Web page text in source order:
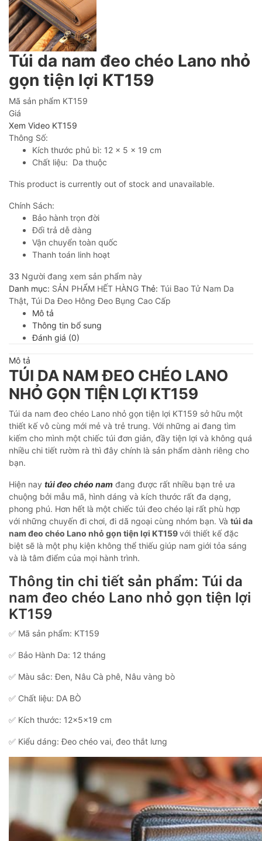
Túi da nam đeo chéo Lano nhỏ
gọn tiện lợi KT159
Mã sản phẩm KT159
Giá
Xem Video KT159
Thông Số:
Kích thước phủ bì: 12 x 5 x 19 cm
Chất liệu: Da thuộc
This product is currently out of stock and unavailable.
Chính Sách:
Bảo hành trọn đời
Đổi trả dễ dàng
Vận chuyển toàn quốc
Thanh toán linh hoạt
33 Người đang xem sản phẩm này
Danh mục: SẢN PHẨM HẾT HÀNG Thẻ: Túi Bao Tử Nam Da
Thật, Túi Da Đeo Hông Đeo Bụng Cao Cấp
Mô tả
Thông tin bổ sung
Đánh giá (0)
Mô tả
TÚI DA NAM ĐEO CHÉO LANO
NHỎ GỌN TIỆN LỢI KT159
Túi da nam đeo chéo Lano nhỏ gọn tiện lợi KT159 sở hữu một
thiết kế vô cùng mới mẻ và trẻ trung. Với những ai đang tìm
kiếm cho mình một chiếc túi đơn giản, đầy tiện lợi và không quá
nhiều chi tiết rườm rà thì đây chính là sản phẩm dành riêng cho
bạn.
Hiện nay túi đeo chéo nam đang được rất nhiều bạn trẻ ưa
chuộng bởi mẫu mã, hình dáng và kích thước rất đa dạng,
phong phú. Hơn hết là một chiếc túi đeo chéo lại rất phù hợp
với những chuyến đi chơi, đi dã ngoại cùng nhóm bạn. Và túi da
nam đeo chéo Lano nhỏ gọn tiện lợi KT159với thiết kế đặc
biệt sẽ là một phụ kiện không thể thiếu giúp nam giới tỏa sáng
và là tâm điểm của mọi hành trình.
Thông tin chi tiết sản phẩm: Túi da
nam đeo chéo Lano nhỏ gọn tiện lợi
KT159
✅ Mã sản phẩm: KT159
✅ Bảo Hành Da: 12 tháng
✅ Màu sắc: Đen, Nâu Cà phê, Nâu vàng bò
✅ Chất liệu: DA BÒ
✅ Kích thước: 12x5x19 cm
✅ Kiểu dáng: Đeo chéo vai, đeo thắt lưng